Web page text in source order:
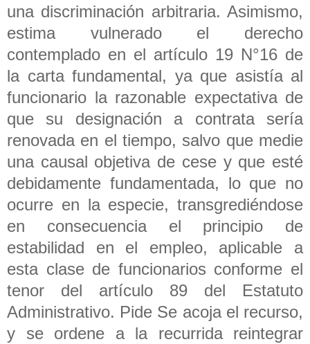
una discriminación arbitraria. Asimismo,
estima vulnerado el derecho
contemplado en el artículo 19 N°16 de
la carta fundamental, ya que asistía al
funcionario la razonable expectativa de
que su designación a contrata sería
renovada en el tiempo, salvo que medie
una causal objetiva de cese y que esté
debidamente fundamentada, lo que no
ocurre en la especie, transgrediéndose
en consecuencia el principio de
estabilidad en el empleo, aplicable a
esta clase de funcionarios conforme el
tenor del artículo 89 del Estatuto
Administrativo. Pide Se acoja el recurso,
y se ordene a la recurrida reintegrar